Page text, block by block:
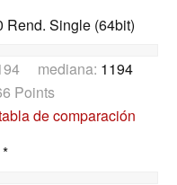
Rend. Single (64bit)
mediana: 1194
Points
de comparación